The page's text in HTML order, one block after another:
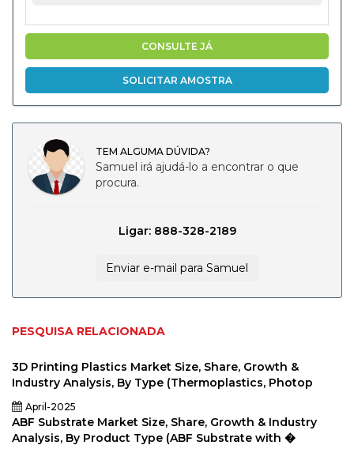
CONSULTE JÁ
SOLICITAR AMOSTRA
TEM ALGUMA DÚVIDA?
Samuel irá ajudá-lo a encontrar o que
procura.
Ligar: 888-328-2189
Enviar e-mail para Samuel
PESQUISA RELACIONADA
3D Printing Plastics Market Size, Share, Growth &
Industry Analysis, By Type (Thermoplastics, Photop
April-2025
ABF Substrate Market Size, Share, Growth & Industry
Analysis, By Product Type (ABF Substrate with �